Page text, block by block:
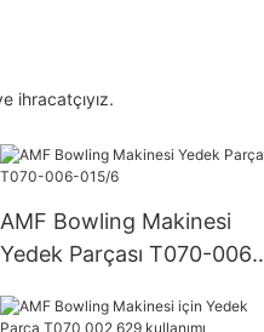
ihracatçıyız.
AMF Bowling Makinesi
Yedek Parçası T070-006-